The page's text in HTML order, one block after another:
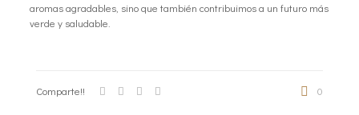
aromas agradables, sino que también contribuimos a un futuro más
verde y saludable.
Comparte!! 0